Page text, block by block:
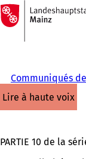
Accéder au contenu
Vers
la
page
d'accueil
Communiqués
lire à haute voix
PARTIE 10 de la